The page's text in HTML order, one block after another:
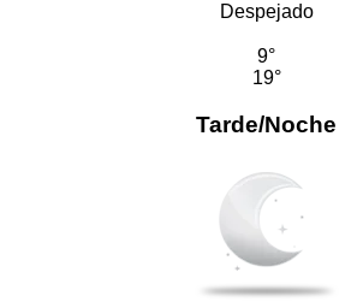
Despejado
9°
19°
Tarde/Noche